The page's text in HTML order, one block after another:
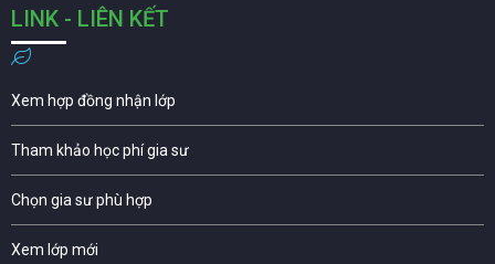
LINK - LIÊN KẾT
Xem hợp đồng nhận lớp
Tham khảo học phí gia sư
Chọn gia sư phù hợp
Xem lớp mới